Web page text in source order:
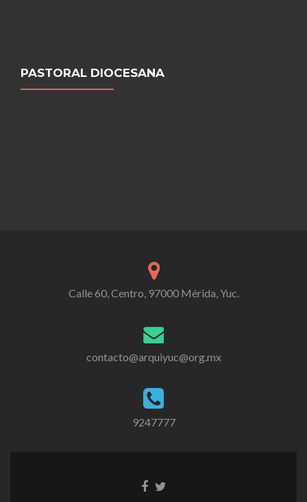
PASTORAL DIOCESANA
Calle 60, Centro, 97000 Mérida, Yuc.
contacto@arquiyuc@org.mx
9247777